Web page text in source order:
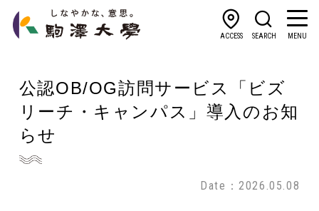
ACCESS SEARCH MENU
公認OB/OG訪問サービス「ビズ
リーチ・キャンパス」導入のお知
らせ
Date：2026.05.08